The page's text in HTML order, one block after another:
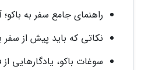
راهنمای جامع سفر به باکو؛
نکاتی که باید پیش از سفر
سوغات باکو، یادگارهایی